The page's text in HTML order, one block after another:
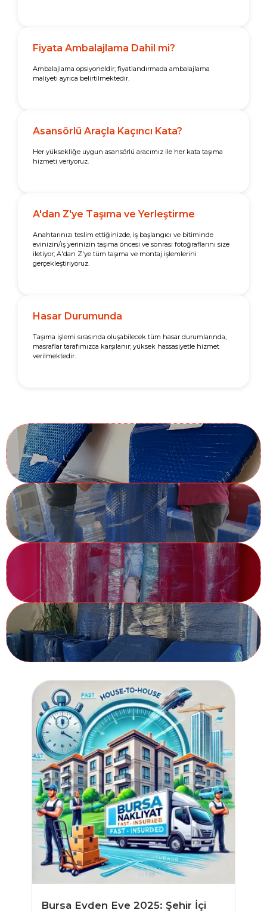
Fiyata Ambalajlama Dahil mi?
Ambalajlama opsiyoneldir; fiyatlandırmada ambalajlama
maliyeti ayrıca belirtilmektedir.
Asansörlü Araçla Kaçıncı Kata?
Her yüksekliğe uygun asansörlü aracımız ile her kata taşıma
hizmeti veriyoruz.
A'dan Z'ye Taşıma ve Yerleştirme
Anahtarınızı teslim ettiğinizde, iş başlangıcı ve bitiminde
evinizin/iş yerinizin taşıma öncesi ve sonrası fotoğraflarını size
iletiyor; A'dan Z'ye tüm taşıma ve montaj işlemlerini
gerçekleştiriyoruz.
Hasar Durumunda
Taşıma işlemi sırasında oluşabilecek tüm hasar durumlarında,
masraflar tarafımızca karşılanır; yüksek hassasiyetle hizmet
verilmektedir.
Bursa Evden Eve 2025: Şehir İçi